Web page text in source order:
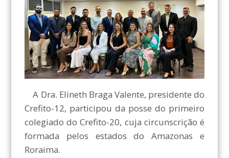
A Dra. Elineth Braga Valente, presidente do
Crefito-12, participou da posse do primeiro
colegiado do Crefito-20, cuja circunscrição é
formada pelos estados do Amazonas e
Roraima.